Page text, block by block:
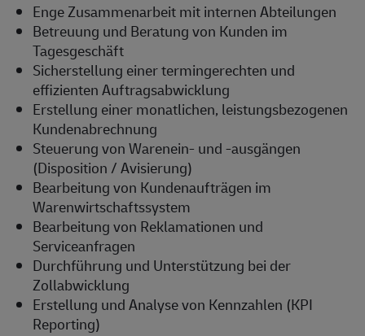
Enge Zusammenarbeit mit internen Abteilungen
Betreuung und Beratung von Kunden im
Tagesgeschäft
Sicherstellung einer termingerechten und
effizienten Auftragsabwicklung
Erstellung einer monatlichen, leistungsbezogenen
Kundenabrechnung
Steuerung von Warenein- und -ausgängen
(Disposition / Avisierung)
Bearbeitung von Kundenaufträgen im
Warenwirtschaftssystem
Bearbeitung von Reklamationen und
Serviceanfragen
Durchführung und Unterstützung bei der
Zollabwicklung
Erstellung und Analyse von Kennzahlen (KPI
Reporting)